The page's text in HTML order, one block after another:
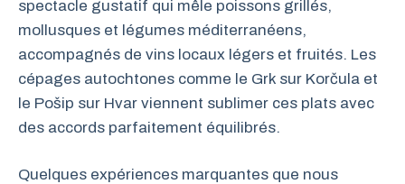
spectacle gustatif qui mêle poissons grillés,
mollusques et légumes méditerranéens,
accompagnés de vins locaux légers et fruités. Les
cépages autochtones comme le Grk sur Korčula et
le Pošip sur Hvar viennent sublimer ces plats avec
des accords parfaitement équilibrés.
Quelques expériences marquantes que nous